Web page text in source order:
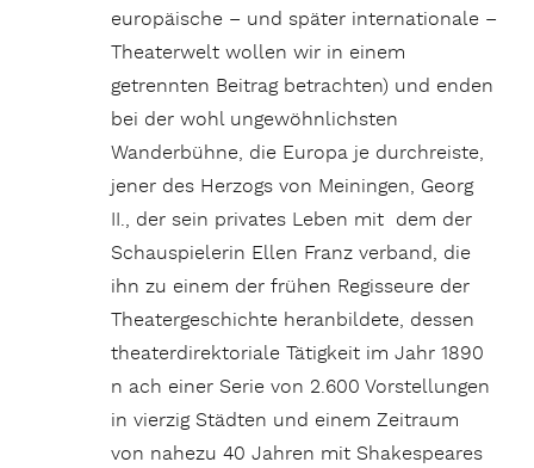
europäische – und später internationale –
Theaterwelt wollen wir in einem
getrennten Beitrag betrachten) und enden
bei der wohl ungewöhnlichsten
Wanderbühne, die Europa je durchreiste,
jener des Herzogs von Meiningen, Georg
II., der sein privates Leben mit dem der
Schauspielerin Ellen Franz verband, die
ihn zu einem der frühen Regisseure der
Theatergeschichte heranbildete, dessen
theaterdirektoriale Tätigkeit im Jahr 1890
n ach einer Serie von 2.600 Vorstellungen
in vierzig Städten und einem Zeitraum
von nahezu 40 Jahren mit Shakespeares